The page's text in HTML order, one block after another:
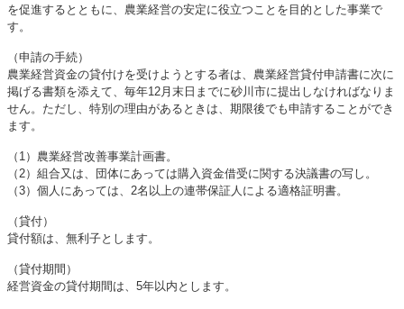
を促進するとともに、農業経営の安定に役立つことを目的とした事業で
す。
（申請の手続）
農業経営資金の貸付けを受けようとする者は、農業経営貸付申請書に次に
掲げる書類を添えて、毎年12月末日までに砂川市に提出しなければなりま
せん。ただし、特別の理由があるときは、期限後でも申請することができ
ます。
（1）農業経営改善事業計画書。
（2）組合又は、団体にあっては購入資金借受に関する決議書の写し。
（3）個人にあっては、2名以上の連帯保証人による適格証明書。
（貸付）
貸付額は、無利子とします。
（貸付期間）
経営資金の貸付期間は、5年以内とします。